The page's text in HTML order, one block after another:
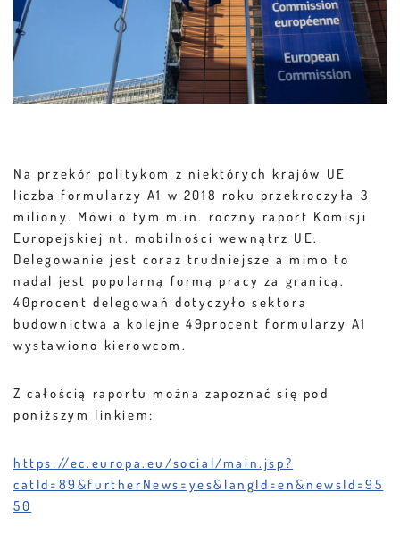
Na przekór politykom z niektórych krajów UE
liczba formularzy A1 w 2018 roku przekroczyła 3
miliony. Mówi o tym m.in. roczny raport Komisji
Europejskiej nt. mobilności wewnątrz UE.
Delegowanie jest coraz trudniejsze a mimo to
nadal jest popularną formą pracy za granicą.
40procent delegowań dotyczyło sektora
budownictwa a kolejne 49procent formularzy A1
wystawiono kierowcom.
Z całością raportu można zapoznać się pod
poniższym linkiem:
https://ec.europa.eu/social/main.jsp?
catId=89&furtherNews=yes&langId=en&newsId=95
50